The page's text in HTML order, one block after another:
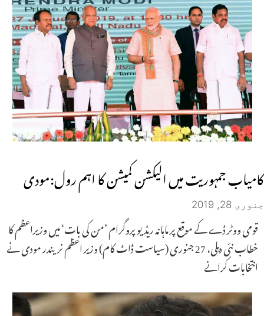
کامیاب جمہوریت میں الیکشن کمیشن کا اہم رول:مودی
جنوری 28, 2019
قومی ووٹر ڈے کے موقع پر ماہانہ ریڈیو پروگرام ’من کی بات‘ میں وزیراعظم کا
خطاب نئی دہلی، 27 جنوری (سیاست ڈاٹ کام) وزیر اعظم نریندر مودی نے
انتخابات کرانے